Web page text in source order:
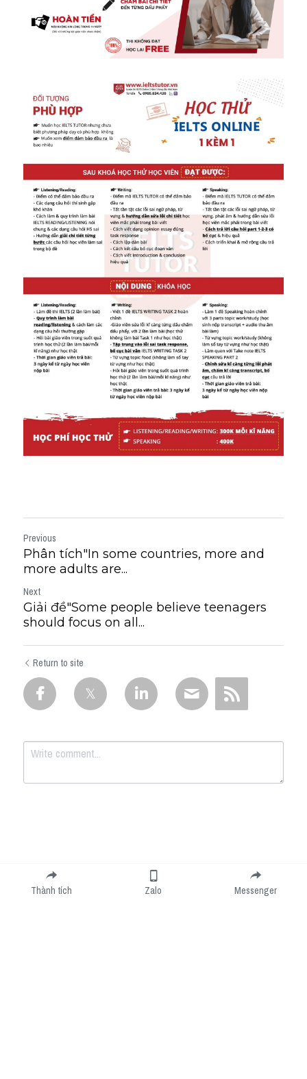
Previous
Phân tích"In some countries, more and
more adults are...
Next
Giải đề"Some people believe teenagers
should focus on all...
Return to site
Submit
Thành tích Zalo Messenger